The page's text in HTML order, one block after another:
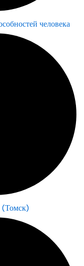
человека
(Томск)